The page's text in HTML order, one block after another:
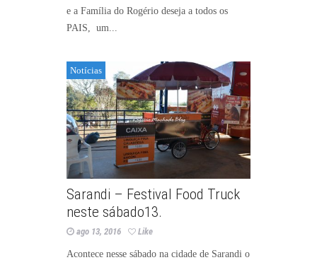
e a Família do Rogério deseja a todos os
PAIS, um...
Notícias
Sarandi – Festival Food Truck
neste sábado13.
ago 13, 2016 Like
Acontece nesse sábado na cidade de Sarandi o